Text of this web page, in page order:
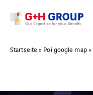
Startseite » Poi google map»